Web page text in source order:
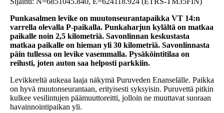
Punkasalmen levike on muutonseurantapaikka VT 14:n
varrella olevalla P-paikalla. Punkaharjun kylältä on matkaa
paikalle noin 2,5 kilometriä. Savonlinnan keskustasta
matkaa paikalle on hieman yli 30 kilometriä. Savonlinnasta
päin tullessa on levike vasemmalla. Pysäköintitilaa on
reilusti, joten auton saa helposti parkkiin.
Levikkeeltä aukeaa laaja näkymä Puruveden Enanselälle. Paikka
on hyvä muutonseurantaan, erityisesti syksyisin. Puruvettä pitkin
kulkee vesilintujen päämuuttoreitti, jolloin ne muuttavat suoraan
havainnointipaikan yli.